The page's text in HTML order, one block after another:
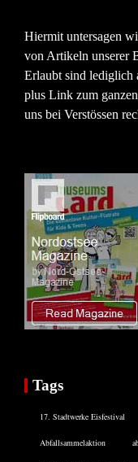
Hiermit untersagen
von Artikeln unserer
Erlaubt sind lediglich
plus Link zum
uns bei Verstössen
Tags
17. Stadtwerke Eisfestival
Abfallsammelaktion